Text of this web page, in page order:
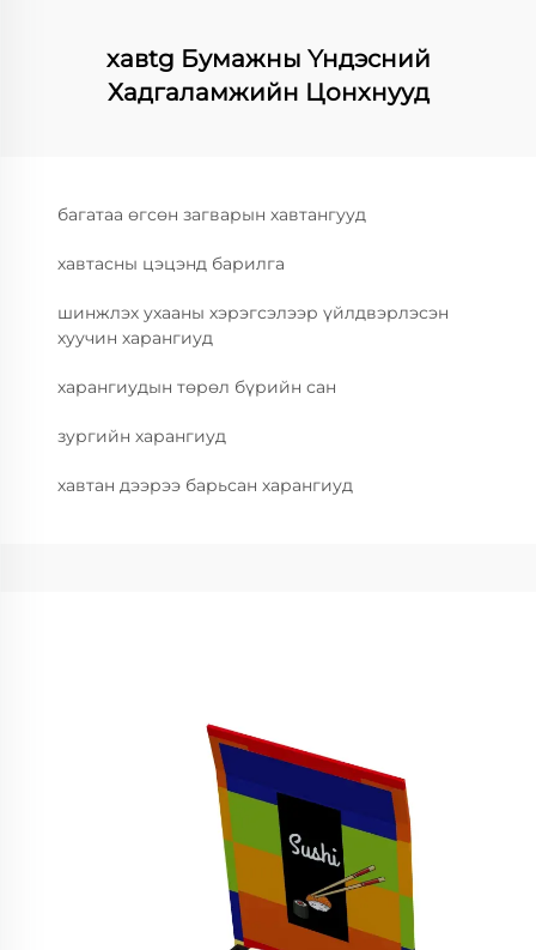
хавtg Бумажны Үндэсний
Хадгаламжийн Цонхнууд
багатаа өгсөн загварын хавтангууд
хавтасны цэцэнд барилга
шинжлэх ухааны хэрэгсэлээр үйлдвэрлэсэн
хуучин харангиуд
харангиудын төрөл бүрийн сан
зургийн харангиуд
хавтан дээрээ барьсан харангиуд